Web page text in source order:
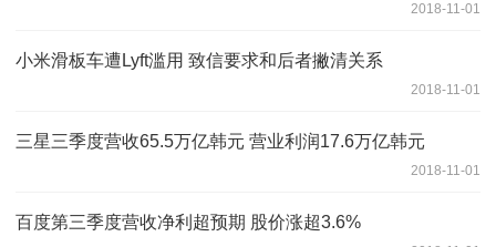
2018-11-01
小米滑板车遭Lyft滥用 致信要求和后者撇清关系
2018-11-01
三星三季度营收65.5万亿韩元 营业利润17.6万亿韩元
2018-11-01
百度第三季度营收净利超预期 股价涨超3.6%